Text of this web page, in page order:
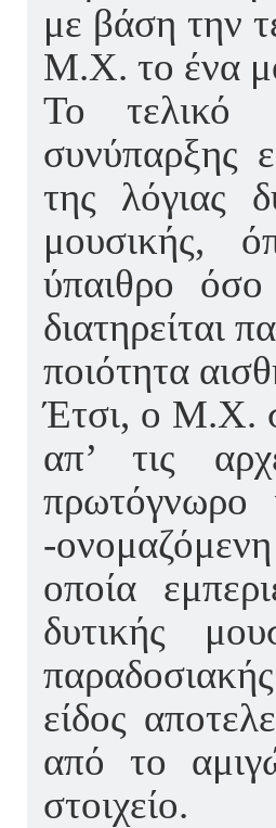
με βάση την
Μ.Χ. το ένα
Το τελικό
συνύπαρξης
της λόγιας
μουσικής,
ύπαιθρο
διατηρείται
ποιότητα
Έτσι, ο Μ.Χ.
απ’ τις
πρωτόγνωρο
-
οποία
δυτικής
είδος
από το
στοιχείο.